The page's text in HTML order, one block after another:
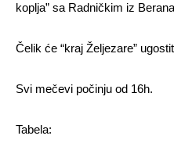
koplja” sa Radničkim iz
Čelik će “kraj Željezare”
Svi mečevi počinju od 16h.
Tabela: